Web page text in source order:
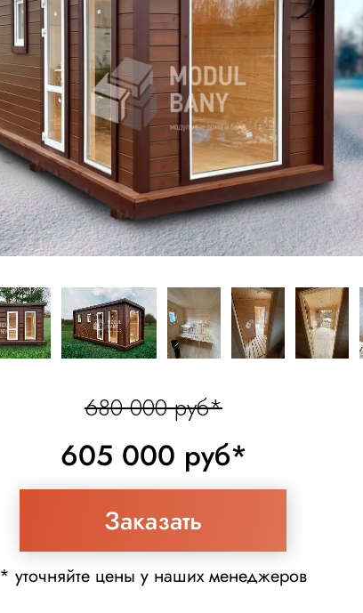
Заказать
680 000 руб*
* уточняйте цены у наших менеджеров
605 000 руб*